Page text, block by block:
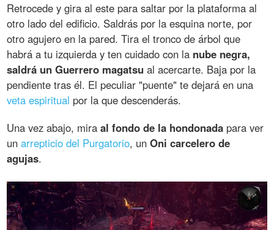
Retrocede y gira al este para saltar por la plataforma al
otro lado del edificio. Saldrás por la esquina norte, por
otro agujero en la pared. Tira el tronco de árbol que
habrá a tu izquierda y ten cuidado con la nube negra,
saldrá un Guerrero magatsu al acercarte. Baja por la
pendiente tras él. El peculiar "puente" te dejará en una
veta espiritual por la que descenderás.
Una vez abajo, miraal fondo de la hondonada para ver
unarrepticio del Purgatorio, unOni carcelero de
agujas.